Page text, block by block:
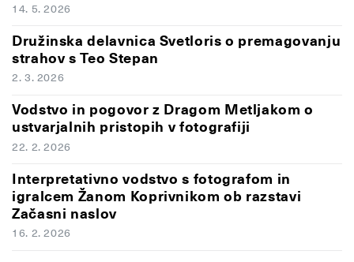
14. 5. 2026
Družinska delavnica Svetloris o premagovanju
strahov s Teo Stepan
2. 3. 2026
Vodstvo in pogovor z Dragom Metljakom o
ustvarjalnih pristopih v fotografiji
22. 2. 2026
Interpretativno vodstvo s fotografom in
igralcem Žanom Koprivnikom ob razstavi
Začasni naslov
16. 2. 2026